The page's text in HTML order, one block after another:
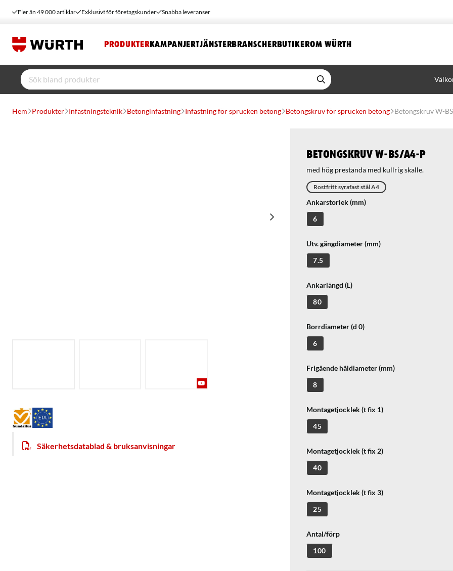
Fler än 49 000 artiklar Exklusivt för företagskunder Snabba leveranser
PRODUKTER KAMPANJERTJÄNSTERBRANSCHERBUTIKEROM WÜRTH
Hem Produkter Infästningsteknik Betonginfästning Infästning för sprucken betong Betongskruv för sprucken betong Betongskruv W-
Betongskruv W-BS/A4-P
med hög prestanda med kullrig skalle.
Rostfritt syrafast stål A4
Ankarstorlek (mm)
6
Utv. gängdiameter (mm)
7.5
Ankarlängd (L)
80
Borrdiameter (d 0)
6
Frigående håldiameter (mm)
8
Montagetjocklek (t fix 1)
45
Montagetjocklek (t fix 2)
40
Montagetjocklek (t fix 3)
25
Antal/förp
100
Säkerhetsdatablad & bruksanvisningar